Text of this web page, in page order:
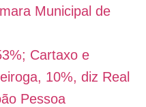
Municipal de
Cartaxo e
10%, diz Real
Pessoa